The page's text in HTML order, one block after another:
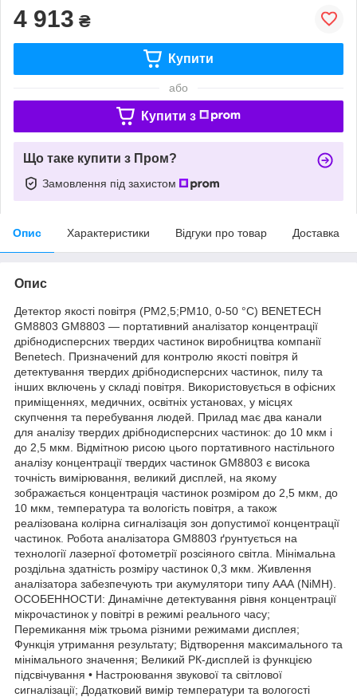
4 913 ₴
Купити
або
Купити з
Що таке купити з Пром?
Замовлення під захистом
Опис Характеристики Відгуки про товар Доставка
Опис
Детектор якості повітря (PM2,5;PM10, 0-50 °C) BENETECH
GM8803 GM8803 — портативний аналізатор концентрації
дрібнодисперсних твердих частинок виробництва компанії
Benetech. Призначений для контролю якості повітря й
детектування твердих дрібнодисперсних частинок, пилу та
інших включень у складі повітря. Використовується в офісних
приміщеннях, медичних, освітніх установах, у місцях
скупчення та перебування людей. Прилад має два канали
для аналізу твердих дрібнодисперсних частинок: до 10 мкм і
до 2,5 мкм. Відмітною рисою цього портативного настільного
аналізу концентрації твердих частинок GM8803 є висока
точність вимірювання, великий дисплей, на якому
зображається концентрація частинок розміром до 2,5 мкм, до
10 мкм, температура та вологість повітря, а також
реалізована колірна сигналізація зон допустимої концентрації
частинок. Робота аналізатора GM8803 ґрунтується на
технології лазерної фотометрії розсіяного світла. Мінімальна
роздільна здатність розміру частинок 0,3 мкм. Живлення
аналізатора забезпечують три акумулятори типу ААА (NiMH).
ОСОБЕННОСТИ: Динамічне детектування рівня концентрації
мікрочастинок у повітрі в режимі реального часу;
Перемикання між трьома різними режимами дисплея;
Функція утримання результату; Відтворення максимального та
мінімального значення; Великий РК-дисплей із функцією
підсвічування • Настроювання звукової та світлової
сигналізації; Додатковий вимір температури та вологості